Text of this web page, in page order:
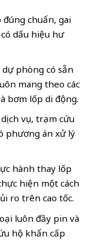
chuẩn, gai
dấu hiệu hư
phòng có sẵn
mang theo các
bơm lốp di động.
vụ, trạm cứu
phương án xử lý
hành thay lốp
hiện một cách
ro trên cao tốc.
luôn đầy pin và
hộ khẩn cấp